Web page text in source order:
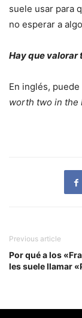
suele usar para
no esperar a
Hay que valorar
En inglés,
worth two in the
Previous article
Por qué a los
les suele llamar